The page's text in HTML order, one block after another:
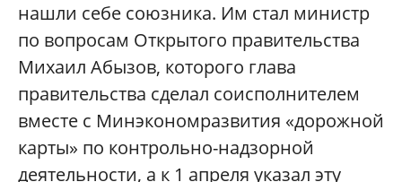
нашли себе союзника. Им стал министр
по вопросам Открытого правительства
Михаил Абызов, которого глава
правительства сделал соисполнителем
вместе с Минэкономразвития «дорожной
карты» по контрольно-надзорной
деятельности, а к 1 апреля указал эту